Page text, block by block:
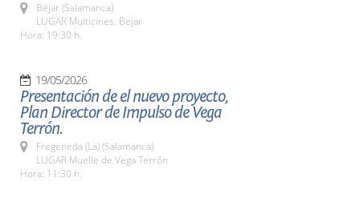
Béjar (Salamanca)
LUGAR Multicines. Bejar
Hora: 19:30 h.
19/05/2026
Presentación de el nuevo proyecto,
Plan Director de Impulso de Vega
Terrón.
Fregeneda (La) (Salamanca)
LUGAR Muelle de Vega Terrón
Hora: 11:30 h.